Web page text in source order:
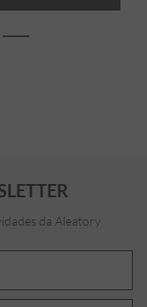
da Aleatory